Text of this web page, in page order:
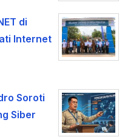
di
Internet
Soroti
Siber